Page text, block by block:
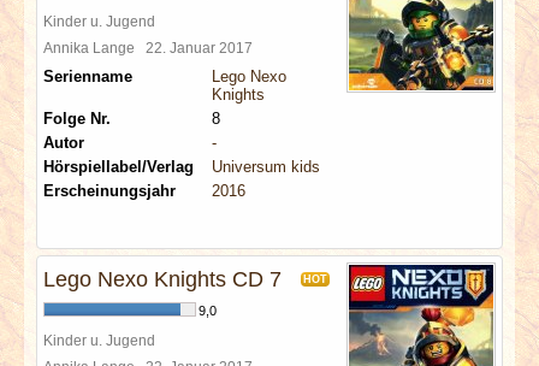
Kinder u. Jugend
Annika Lange 22. Januar 2017
Serienname
Lego Nexo
Knights
Folge Nr.
8
Autor
-
Hörspiellabel/Verlag
Universum kids
Erscheinungsjahr
2016
Lego Nexo Knights CD 7 HOT
9,0
Kinder u. Jugend